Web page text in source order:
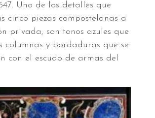
Uno de los detalles que
cinco piezas compostelanas a
privada, son tonos azules que
columnas y bordaduras que se
con el escudo de armas del